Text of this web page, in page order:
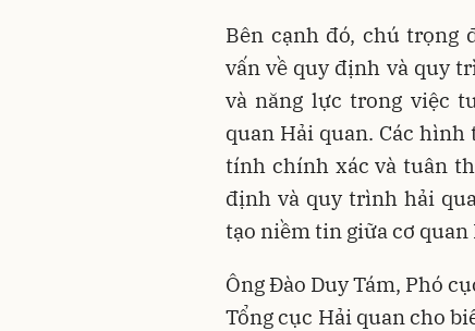
Bên cạnh đó, chú trọng
vấn về quy định và quy
và năng lực trong việc
quan Hải quan. Các
tính chính xác và tuân
định và quy trình hải
tạo niềm tin giữa cơ
Ông Đào Duy Tám, Phó
Tổng cục Hải quan cho